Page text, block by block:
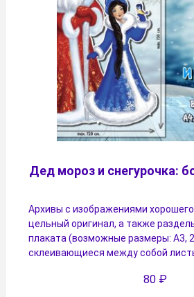
Дед мороз и снегурочка:
Архивы с изображениями
цельный оригинал, а также
плаката (возможные размеры: А3,
склеивающиеся между собой
80 ₽